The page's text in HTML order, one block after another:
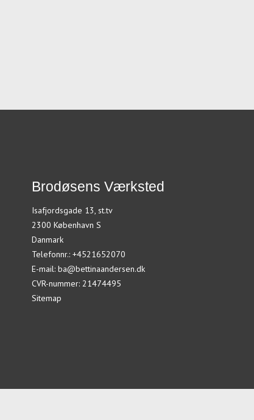
Brodøsens Værksted
Isafjordsgade 13, st.tv
2300 København S
Danmark
Telefonnr.: +4521652070
E-mail: ba@bettinaandersen.dk
CVR-nummer: 21474495
Sitemap